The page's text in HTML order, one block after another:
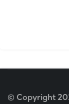
© Copyright